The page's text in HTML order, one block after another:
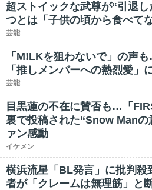
超ストイックな武尊が“引退
つとは「子供の頃から食べて
芸能
「M!LKを狙わないで」の声
「推しメンバーへの熱烈愛」
芸能
目黒蓮の不在に賛否も…「
裏で投稿された“Snow Manの
ァン感動
イケメン
横浜流星「BL発言」に批判殺
者が「クレームは無理筋」と